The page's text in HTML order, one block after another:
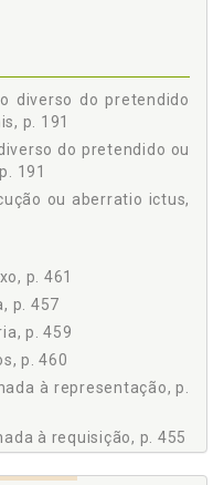
41
p. 41
AUXILIARES, p. 42
p. 45
PENAL, p. 45
p. 45
p. 47
do Direito Penal, p. 48
p. 62
63
diverso do pretendido
p. 191
do pretendido ou
191
ou aberratio ictus,
p. 461
p. 457
p. 459
p. 460
à representação, p.
à requisição, p. 455